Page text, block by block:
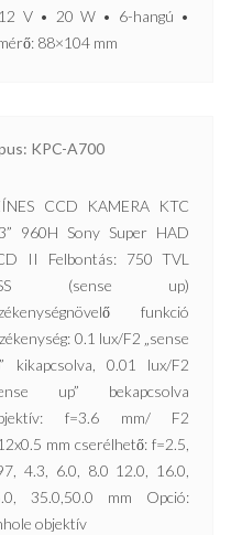
V • 20 W • 6-hangú •
88×104 mm
KPC-A700
CCD KAMERA KTC
960H Sony Super HAD
II Felbontás: 750 TVL
(sense up)
funkció
0.1 lux/F2 „sense
kikapcsolva, 0.01 lux/F2
up” bekapcsolva
f=3.6 mm/ F2
mm cserélhető: f=2.5,
4.3, 6.0, 8.0 12.0, 16.0,
35.0,50.0 mm Opció:
objektív